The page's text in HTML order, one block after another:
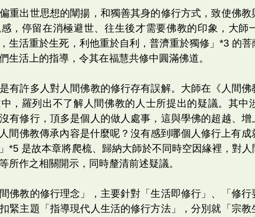
重出世思想的闡揚，和獨善其身的修行方式，致使佛
，停留在消極避世、往生後才需要佛教的印象，大師
，生活重於生死，利他重於自利，普濟重於獨修」*3 的
生活上的指導，令其在福慧共修中圓滿佛道。
有許多人對人間佛教的修行存有誤解。大師在《人間
，羅列出不了解人間佛教的人士所提出的疑議。其中
有修行，頂多是個人的做人處事，這與學佛的超越、
間佛教傳承內容是什麼呢？沒有感到哪個人修行上有
*5 是故本章將爬梳、歸納大師於不同時空因緣裡，對
所作之相關開示，同時釐清前述疑議。
佛教的修行理念」，主要針對「生活即修行」、「修
緊主題「指導現代人生活的修行方法」，分別就「宗